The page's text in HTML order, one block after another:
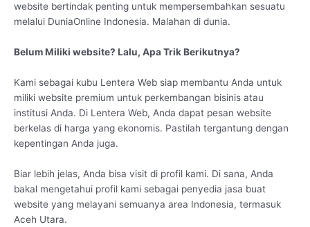
website bertindak penting untuk mempersembahkan sesuatu
melalui DuniaOnline Indonesia. Malahan di dunia.
Belum Miliki website? Lalu, Apa Trik Berikutnya?
Kami sebagai kubu Lentera Web siap membantu Anda untuk
miliki website premium untuk perkembangan bisinis atau
institusi Anda. Di Lentera Web, Anda dapat pesan website
berkelas di harga yang ekonomis. Pastilah tergantung dengan
kepentingan Anda juga.
Biar lebih jelas, Anda bisa visit di profil kami. Di sana, Anda
bakal mengetahui profil kami sebagai penyedia jasa buat
website yang melayani semuanya area Indonesia, termasuk
Aceh Utara.